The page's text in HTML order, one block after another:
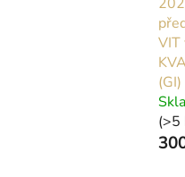
VIT
KVA
(GI)
(>5